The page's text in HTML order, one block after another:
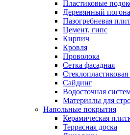
Пластиковые
Деревянный
Пазогребневая
Цемент, гипс
Кирпич
Кровля
Проволока
Сетка фасадная
Стеклопластиковая
Сайдинг
Водосточная
Материалы для
Напольные покрытия
Керамическая
Террасная доска